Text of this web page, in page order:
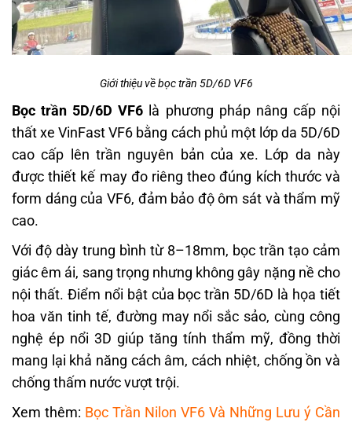
Giới thiệu về bọc trần 5D/6D VF6
Bọc trần 5D/6D VF6 là phương pháp nâng cấp nội
thất xe VinFast VF6 bằng cách phủ một lớp da 5D/6D
cao cấp lên trần nguyên bản của xe. Lớp da này
được thiết kế may đo riêng theo đúng kích thước và
form dáng của VF6, đảm bảo độ ôm sát và thẩm mỹ
cao.
Với độ dày trung bình từ 8–18mm, bọc trần tạo cảm
giác êm ái, sang trọng nhưng không gây nặng nề cho
nội thất. Điểm nổi bật của bọc trần 5D/6D là họa tiết
hoa văn tinh tế, đường may nổi sắc sảo, cùng công
nghệ ép nổi 3D giúp tăng tính thẩm mỹ, đồng thời
mang lại khả năng cách âm, cách nhiệt, chống ồn và
chống thấm nước vượt trội.
Xem thêm: Bọc Trần Nilon VF6 Và Những Lưu ý Cần